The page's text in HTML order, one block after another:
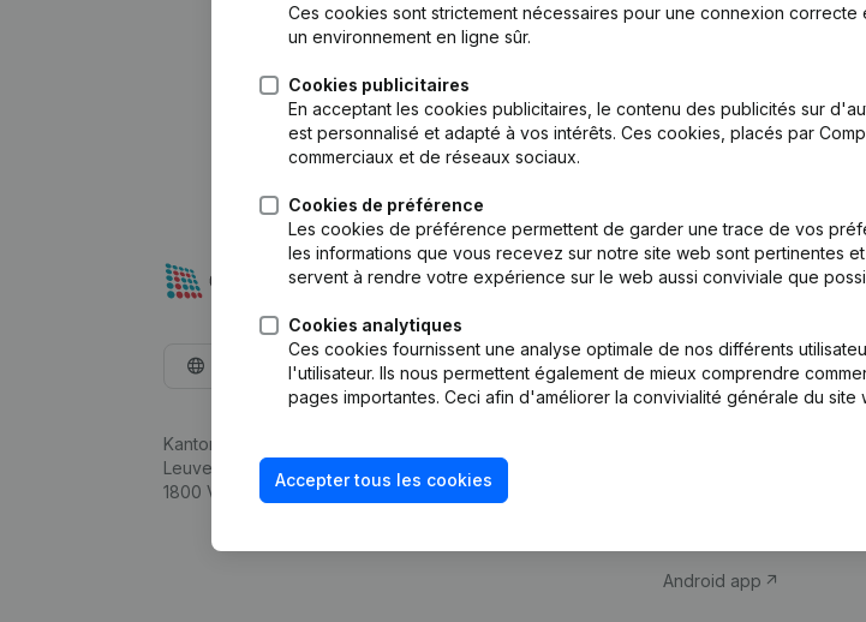
Ces cookies sont strictement nécessaires pour une connexion
un environnement en ligne sûr.
Cookies publicitaires
En acceptant les cookies publicitaires, le contenu des publicités sur
est personnalisé et adapté à vos intérêts. Ces cookies, placés par
commerciaux et de réseaux sociaux.
Cookies de préférence
Les cookies de préférence permettent de garder une trace de vos
les informations que vous recevez sur notre site web sont pertinentes
servent à rendre votre expérience sur le web aussi conviviale que
Cookies analytiques
Ces cookies fournissent une analyse optimale de nos différents
l'utilisateur. Ils nous permettent également de mieux comprendre
pages importantes. Ceci afin d'améliorer la convivialité générale du site
Accepter tous les cookies
Français
Kantorenpark Everest
Leuvensesteenweg 248D,
1800 Vilvoorde
Produit
d’entreprise
Monitoring
Android app